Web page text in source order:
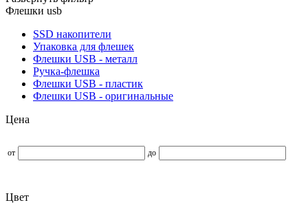
Флешки usb
SSD накопители
Упаковка для флешек
Флешки USB - металл
Ручка-флешка
Флешки USB - пластик
Флешки USB - оригинальные
Цена
от до
Цвет